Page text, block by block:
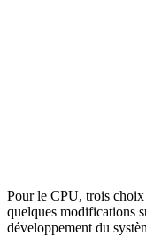
Pour le CPU, trois
quelques modifications
développement du